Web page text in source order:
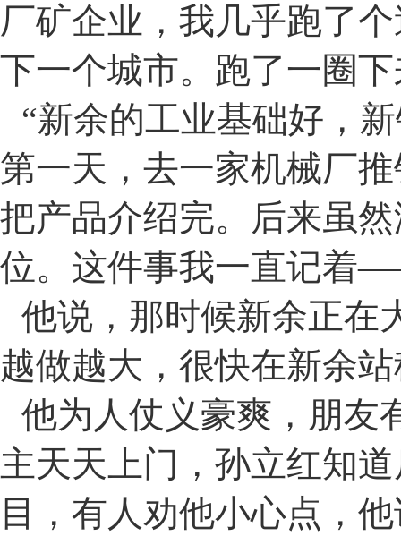
厂矿企业，我几乎跑了
下一个城市。跑了一圈
“新余的工业基础好，
第一天，去一家机械厂
把产品介绍完。后来虽
位。这件事我一直记着
他说，那时候新余正在
越做越大，很快在新余
他为人仗义豪爽，朋友
主天天上门，孙立红知
目，有人劝他小心点，